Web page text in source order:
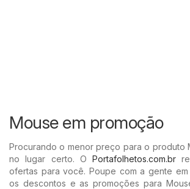
Mouse em promoção
Procurando o menor preço para o produto
no lugar certo. OPortafolhetos.com.br
ofertas para você. Poupe com a gente em
os descontos e as promoções para